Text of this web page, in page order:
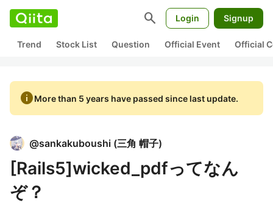
search Login Signup
Trend Stock List Question Official Event Official
infoMore than 5 years have passed since last update.
@sankakuboushi (三角 帽子)
[Rails5]wicked_pdfってなん
ぞ？